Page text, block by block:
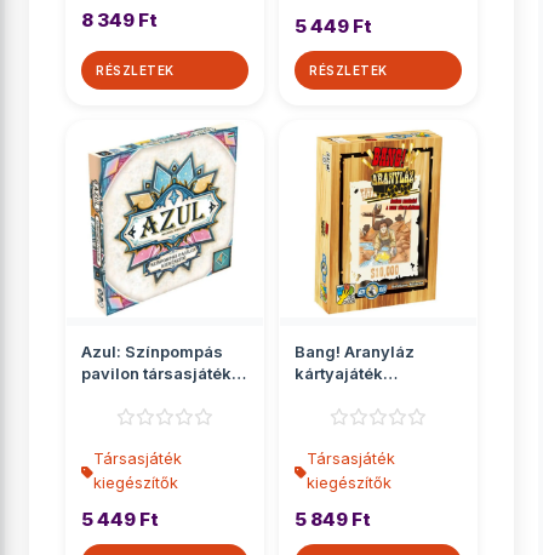
8 349 Ft
RÉSZLETEK
5 449 Ft
RÉSZLETEK
Azul: Színpompás
pavilon társasjáték
Társasjáték
kiegészítők
5 449 Ft
Bang! Aranyláz
kártyajáték
Társasjáték
kiegészítők
5 849 Ft